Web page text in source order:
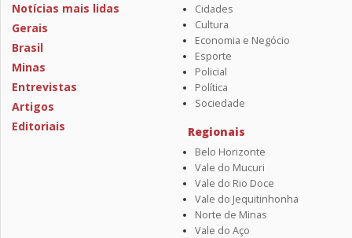
Notícias mais lidas
Gerais
Brasil
Minas
Entrevistas
Artigos
Editoriais
Cidades
Cultura
Economia e Negócio
Esporte
Policial
Política
Sociedade
Regionais
Belo Horizonte
Vale do Mucuri
Vale do Rio Doce
Vale do Jequitinhonha
Norte de Minas
Vale do Aço